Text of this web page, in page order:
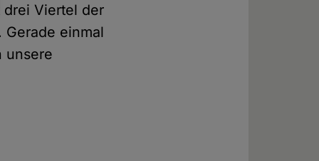
Viertel der
einmal
unsere